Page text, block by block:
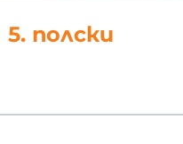
5. полски